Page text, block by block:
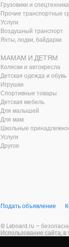
Грузовики и спецтехника
Прочие транспортные
Услуги
Воздушный транспорт
Яхты, лодки, байдарки
МАМАМ И ДЕТЯМ
Коляски и автокресла
Детская одежда и обувь
Игрушки
Спортивные товары
Детская мебель
Для малышей
Для мам
Школьные
Услуги
Другое
Подать объявление
© Leboard.ru –
Использование сайта, в